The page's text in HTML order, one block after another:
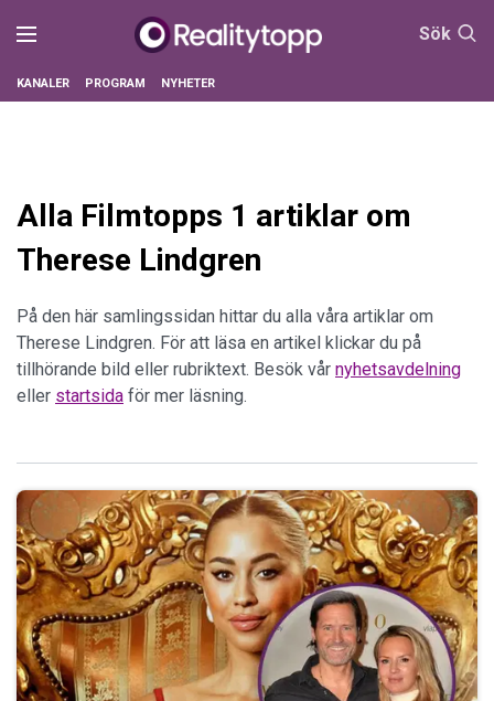
Sök
KANALER PROGRAM NYHETER
Alla Filmtopps 1 artiklar om
Therese Lindgren
På den här samlingssidan hittar du alla våra artiklar om
Therese Lindgren. För att läsa en artikel klickar du på
tillhörande bild eller rubriktext. Besök vår nyhetsavdelning
eller startsida för mer läsning.